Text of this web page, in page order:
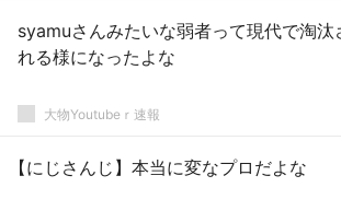
syamuさんみたいな弱者って現代で淘汰
れる様になったよな
大物Youtubeｒ速報
【にじさんじ】本当に変なプロだよな